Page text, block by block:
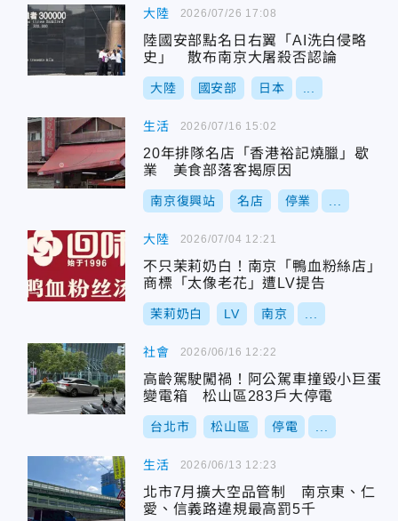
大陸
陸國安部點名日右翼「AI洗白侵略
史」 散布南京大屠殺否認論
大陸 國安部 日本
2026/07/26 17:08
生活
20年排隊名店「香港裕記燒臘」歇
業 美食部落客揭原因
南京復興站 名店 停業
2026/07/16 15:02
大陸
不只茉莉奶白！南京「鴨血粉絲店」
商標「太像老花」遭LV提告
茉莉奶白 LV 南京
2026/07/04 12:21
社會
高齡駕駛闖禍！阿公駕車撞毀小巨蛋
變電箱 松山區283戶大停電
台北市 松山區 停電
2026/06/16 12:22
生活
北市7月擴大空品管制 南京東、仁
愛、信義路違規最高罰5千
2026/06/13 12:23